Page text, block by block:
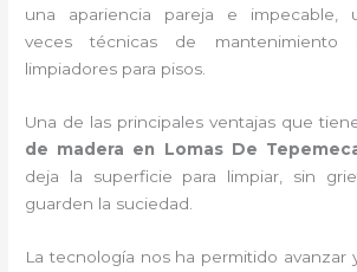
una apariencia pareja e impecable,
veces técnicas de mantenimiento
limpiadores para pisos.
Una de las principales ventajas que
de madera en Lomas De
deja la superficie para limpiar, sin
guarden la suciedad.
La tecnología nos ha permitido avanzar